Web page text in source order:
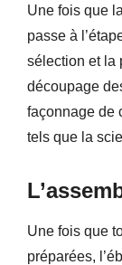
Une fois que
passe à
sélection et la
découpage
façonnage de
tels que la
Une fois que
préparées,